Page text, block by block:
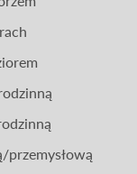
przemysłową